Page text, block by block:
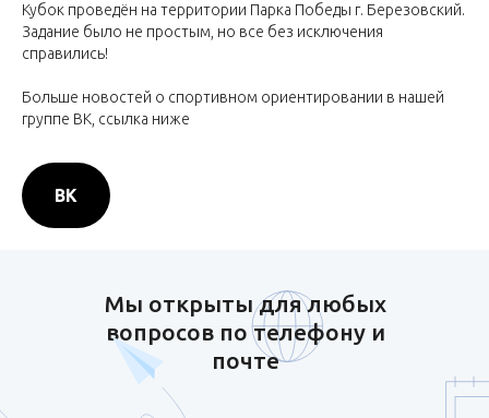
Кубок проведён на территории Парка Победы г. Березовский.
Задание было не простым, но все без исключения
справились!
Больше новостей о спортивном ориентировании в нашей
группе ВК, ссылка ниже
ВК
Мы открыты для любых
вопросов по телефону и
почте